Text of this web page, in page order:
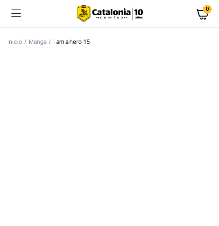
0
Inicio Manga I am a hero 15